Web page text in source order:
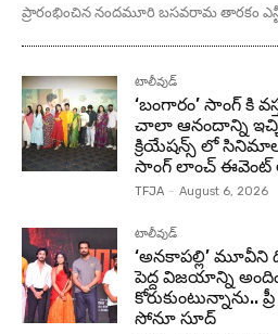
ప్రారంభించిన నందమూరి బసవరామ తారకం
టాలీవుడ్
‘బంగారం’ సాంగ్ కి
చాలా ఆనందాన్ని
క్రియేషన్స్ లో
సాంగ్ లాంచ్
TFJA - August 6, 2026
టాలీవుడ్
‘అనకాపల్లి’
పెద్ద విజయాన్ని
కోరుకుంటున్నాను..
సోనూ సూద్